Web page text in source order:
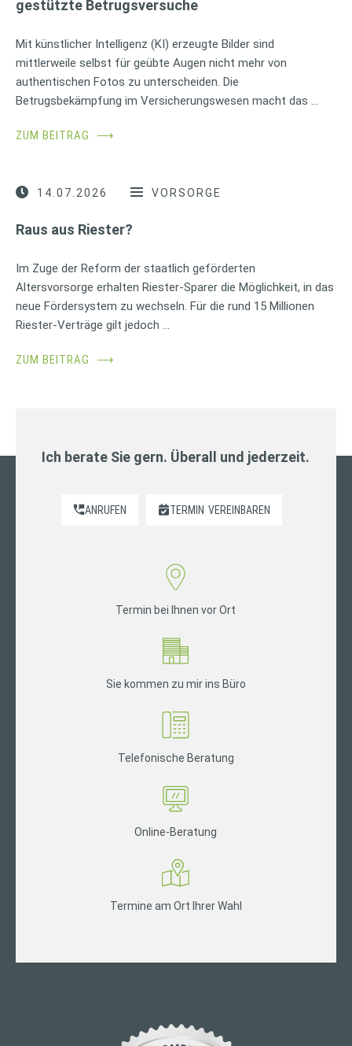
gestützte Betrugsversuche
Mit künstlicher Intelligenz (KI) erzeugte Bilder sind
mittlerweile selbst für geübte Augen nicht mehr von
authentischen Fotos zu unterscheiden. Die
Betrugsbekämpfung im Versicherungswesen macht das …
ZUM BEITRAG ⟶
14.07.2026 VORSORGE
Raus aus Riester?
Im Zuge der Reform der staatlich geförderten
Altersvorsorge erhalten Riester-Sparer die Möglichkeit, in das
neue Fördersystem zu wechseln. Für die rund 15 Millionen
Riester-Verträge gilt jedoch …
ZUM BEITRAG ⟶
Ich berate Sie gern. Überall und jederzeit.
ANRUFEN TERMIN VEREINBAREN
Termin bei Ihnen vor Ort
Sie kommen zu mir ins Büro
Telefonische Beratung
Online-Beratung
Termine am Ort Ihrer Wahl